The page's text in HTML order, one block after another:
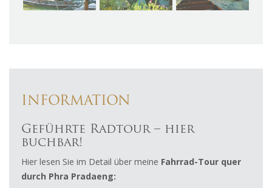
INFORMATION
Geführte Radtour – hier
buchbar!
Hier lesen Sie im Detail über meine Fahrrad-Tour quer
durch Phra Pradaeng: